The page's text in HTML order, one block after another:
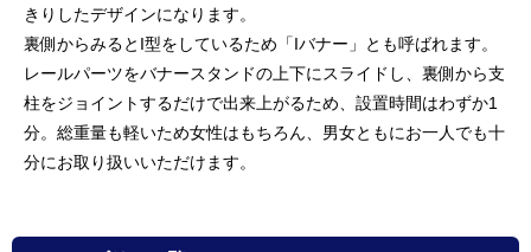
きりしたデザインになります。
裏側からみるとI型をしているため「Iバナー」とも呼ばれます。
レールパーツをバナースタンドの上下にスライドし、裏側から支
柱をジョイントするだけで出来上がるため、設置時間はわずか1
分。総重量も軽いため女性はもちろん、男女ともにお一人でも十
分にお取り扱いいただけます。